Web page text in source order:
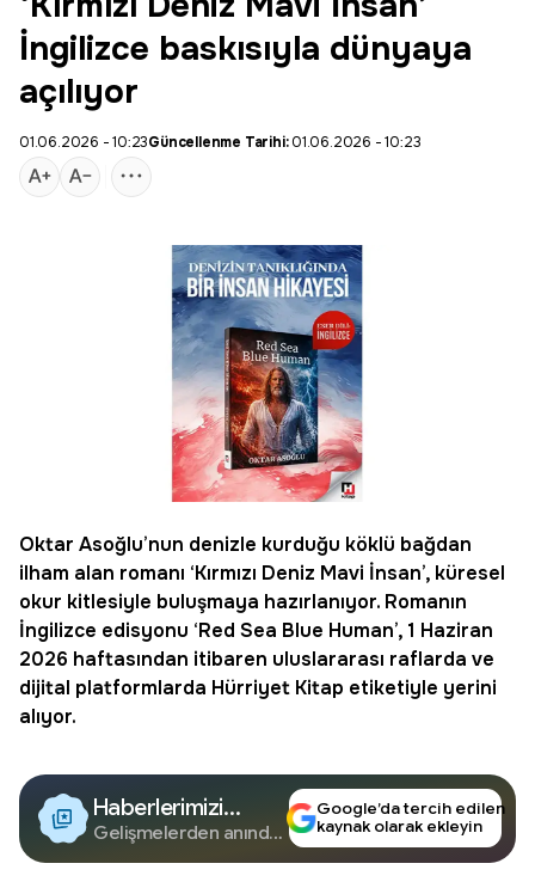
İngilizce baskısıyla dünyaya
açılıyor
01.06.2026 - 10:23Güncellenme Tarihi:01.06.2026 - 10:23
Oktar Asoğlu’nun denizle kurduğu köklü bağdan
ilham alan romanı ‘Kırmızı Deniz Mavi İnsan’, küresel
okur kitlesiyle buluşmaya hazırlanıyor. Romanın
İngilizce edisyonu ‘Red Sea Blue Human’, 1 Haziran
2026 haftasından itibaren uluslararası raflarda ve
dijital platformlarda Hürriyet Kitap etiketiyle yerini
alıyor.
Haberlerimizi
Google'da Takip
Edin
Gelişmelerden anında
Google’da tercih edilen
kaynak olarak ekleyin